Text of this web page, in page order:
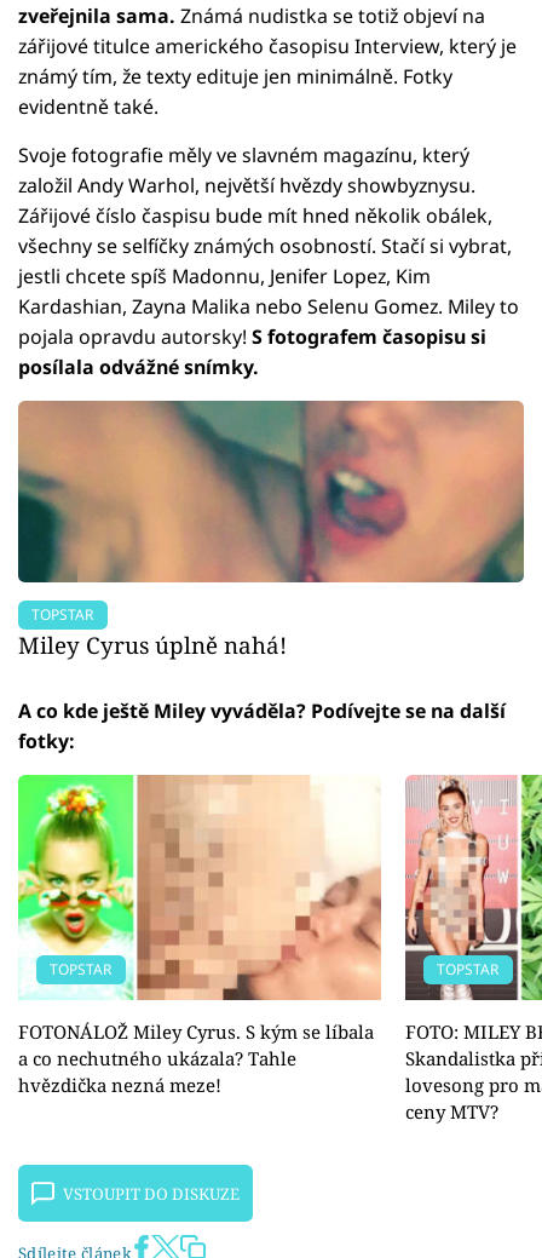
zveřejnila sama. Známá nudistka se totiž objeví na
zářijové titulce amerického časopisu Interview, který je
známý tím, že texty edituje jen minimálně. Fotky
evidentně také.
Svoje fotografie měly ve slavném magazínu, který
založil Andy Warhol, největší hvězdy showbyznysu.
Zářijové číslo časpisu bude mít hned několik obálek,
všechny se selfíčky známých osobností. Stačí si vybrat,
jestli chcete spíš Madonnu, Jenifer Lopez, Kim
Kardashian, Zayna Malika nebo Selenu Gomez. Miley to
pojala opravdu autorsky! S fotografem časopisu si
posílala odvážné snímky.
TOPSTAR
Miley Cyrus úplně nahá!
A co kde ještě Miley vyváděla? Podívejte se na další
fotky:
TOPSTAR
FOTONÁLOŽ Miley Cyrus. S kým se líbala
a co nechutného ukázala? Tahle
hvězdička nezná meze!
TOPSTAR
FOTO: MILEY
Skandalistka
lovesong pro
ceny MTV?
VSTOUPIT DO DISKUZE
Sdílejte článek